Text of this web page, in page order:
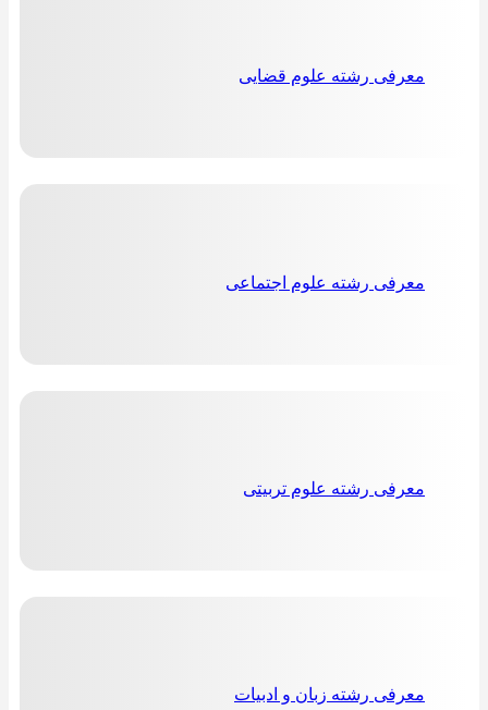
معرفی رشته علوم قضایی
معرفی رشته علوم اجتماعی
معرفی رشته علوم تربیتی
معرفی رشته زبان و ادبیات